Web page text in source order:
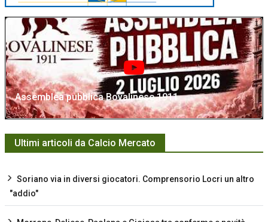
Assemblea pubblica Bovalinese 1911
Ultimi articoli da Calcio Mercato
Soriano via in diversi giocatori. Comprensorio Locri un altro
"addio"